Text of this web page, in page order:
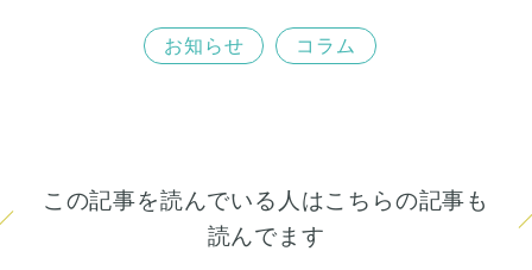
お知らせ コラム
この記事を読んでいる人はこちらの記事も
読んでます